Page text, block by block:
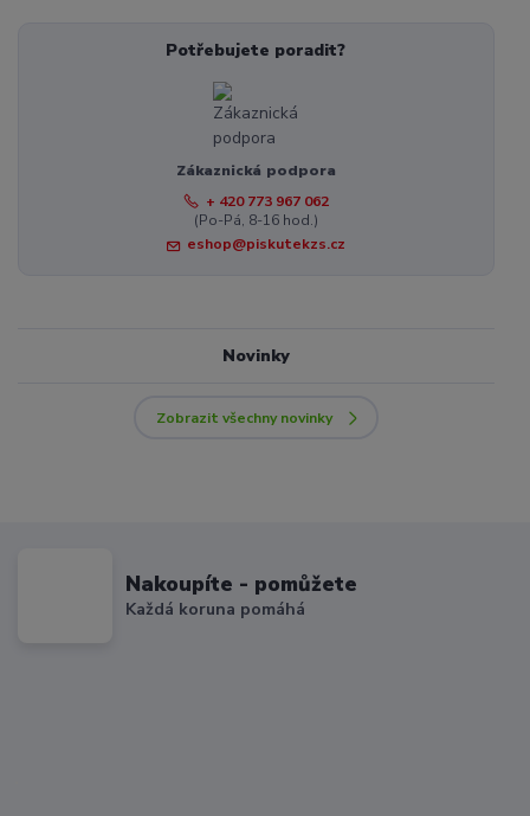
Potřebujete poradit?
Zákaznická podpora
+ 420 773 967 062
(Po-Pá, 8-16 hod.)
eshop@piskutekzs.cz
Novinky
Zobrazit všechny novinky
Nakoupíte - pomůžete
Každá koruna pomáhá